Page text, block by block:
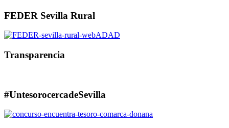
FEDER Sevilla Rural
Transparencia
#UntesorocercadeSevilla